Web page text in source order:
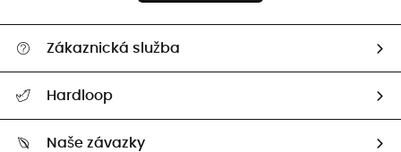
Zákaznická služba
Vrácení zboží a peněz
Hardloop
Naše závazky